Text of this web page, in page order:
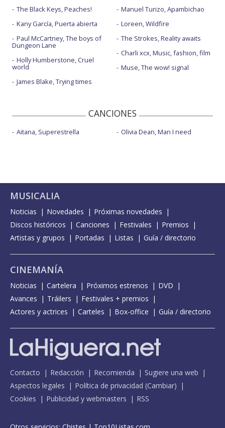
The Black Keys, Peaches!
Kany García, Puerta abierta
Paul McCartney, The boys of
Dungeon Lane
Holly Humberstone, Cruel
world
James Blake, Trying times
Manuel Turizo, Apambichao
Loreen, Wildfire
The Strokes, Reality awaits
Charli xcx, Music, fashion, film
Muse, The wow! signal
CANCIONES
Aitana, Superestrella Olivia Dean, Man I need
MUSICALIA
Noticias Novedades
Próximas novedades
Discos históricos
Canciones Festivales
Premios
Artistas y grupos
Portadas Listas Guía / directorio
CINEMANÍA
Noticias Cartelera Próximos estrenos
DVD
Avances
Tráilers
Festivales + premios
Actores y actrices
Carteles Box-office Guía / directorio
Contacto Redacción Recomienda
Sugiere una web
Aspectos legales
Política de privacidad (Cambiar)
Cookies
Publicidad y webmasters RSS